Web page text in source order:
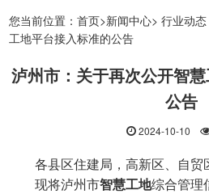
您当前位置：首页>新闻中心> 行业动
工地平台接入标准的公告
泸州市：关于再次公开智
公告
2024-10-10
各县区住建局，高新区、自贸
现将泸州市智慧工地综合管理